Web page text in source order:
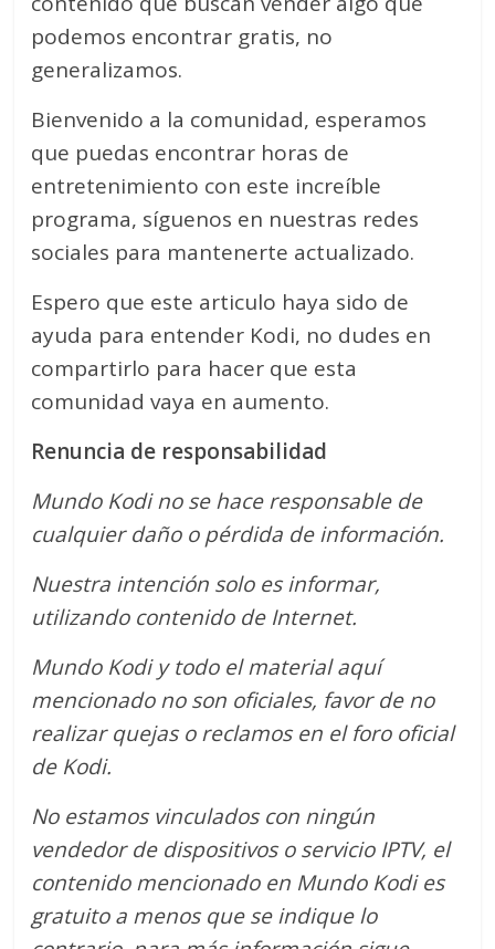
podemos encontrar gratis, no
generalizamos.
Bienvenido a la comunidad, esperamos
que puedas encontrar horas de
entretenimiento con este increíble
programa, síguenos en nuestras redes
sociales para mantenerte actualizado.
Espero que este articulo haya sido de
ayuda para entender Kodi, no dudes en
compartirlo para hacer que esta
comunidad vaya en aumento.
Renuncia de responsabilidad
Mundo Kodi no se hace responsable de
cualquier daño o pérdida de información.
Nuestra intención solo es informar,
utilizando contenido de Internet.
Mundo Kodi y todo el material aquí
mencionado no son oficiales, favor de no
realizar quejas o reclamos en el foro oficial
de Kodi.
No estamos vinculados con ningún
vendedor de dispositivos o servicio IPTV, el
contenido mencionado en Mundo Kodi es
gratuito a menos que se indique lo